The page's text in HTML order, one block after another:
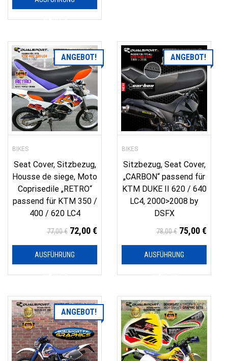
WÄHLEN
ANGEBOT!
BIKES
Seat Cover, Sitzbezug,
Housse de siege, Moto
Coprisedile „RETRO“
passend für KTM 350 /
400 / 620 LC4
77,00€ 72,00€
AUSFÜHRUNG
WÄHLEN
ANGEBOT!
BIKES
Sitzbezug, Seat Cover,
„CARBON“ passend für
KTM DUKE II 620 / 640
LC4, 2000>2008 by
DSFX
78,00€ 75,00€
AUSFÜHRUNG
WÄHLEN
ANGEBOT!